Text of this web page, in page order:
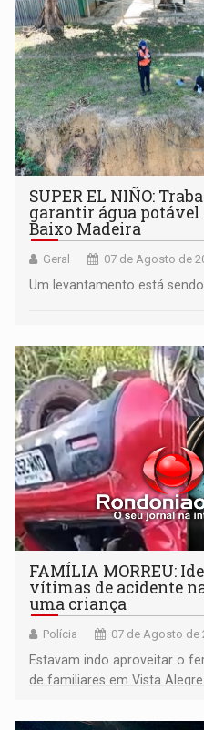
SUPER EL NIÑO:
garantir água potável
Baixo Madeira
Geral 07 de Agosto de
Um levantamento está
FAMÍLIA MORREU:
vítimas de acidente
uma criança
Polícia 07 de Agosto de
Estavam indo aproveitar o
de familiares em Vista